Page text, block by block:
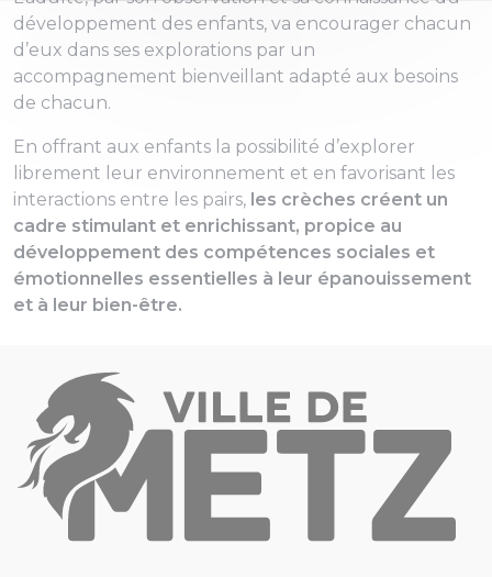
développement des enfants, va encourager chacun
d’eux dans ses explorations par un
accompagnement bienveillant adapté aux besoins
de chacun.
En offrant aux enfants la possibilité d’explorer
librement leur environnement et en favorisant les
interactions entre les pairs, les crèches créent un
cadre stimulant et enrichissant, propice au
développement des compétences sociales et
émotionnelles essentielles à leur épanouissement
et à leur bien-être.